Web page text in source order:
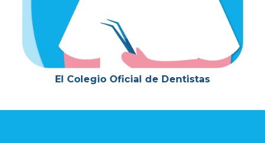
El Colegio Oficial de Dentistas